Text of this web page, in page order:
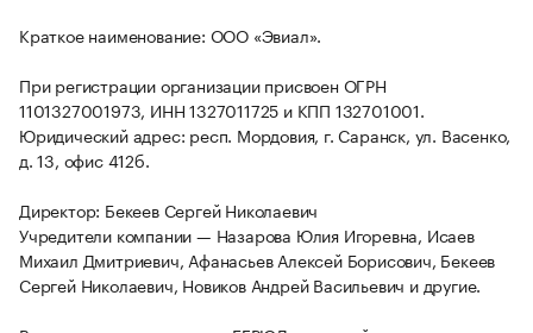
Краткое наименование: ООО «Эвиал».
При регистрации организации присвоен ОГРН
1101327001973, ИНН 1327011725 и КПП 132701001.
Юридический адрес: респ. Мордовия, г. Саранск, ул. Васенко,
д. 13, офис 412б.
Директор: Бекеев Сергей Николаевич
Учредители компании — Назарова Юлия Игоревна, Исаев
Михаил Дмитриевич, Афанасьев Алексей Борисович, Бекеев
Сергей Николаевич, Новиков Андрей Васильевич и другие.